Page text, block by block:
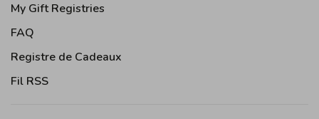
My Gift Registries
FAQ
Registre de Cadeaux
Fil RSS